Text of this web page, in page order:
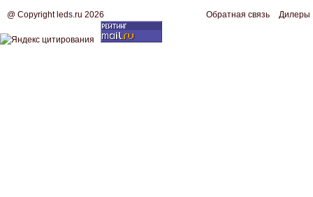
@ Copyright leds.ru 2026 Обратная связь Дилеры